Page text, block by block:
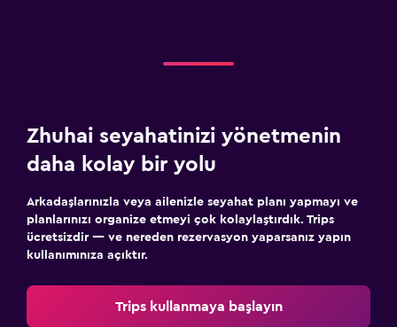
Zhuhai seyahatinizi yönetmenin
daha kolay bir yolu
Arkadaşlarınızla veya ailenizle seyahat planı yapmayı ve
planlarınızı organize etmeyi çok kolaylaştırdık. Trips
ücretsizdir — ve nereden rezervasyon yaparsanız yapın
kullanımınıza açıktır.
Trips kullanmaya başlayın